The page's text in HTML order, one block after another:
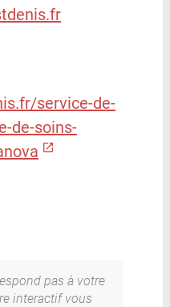
service-de-
de-soins-
pas à votre
interactif vous